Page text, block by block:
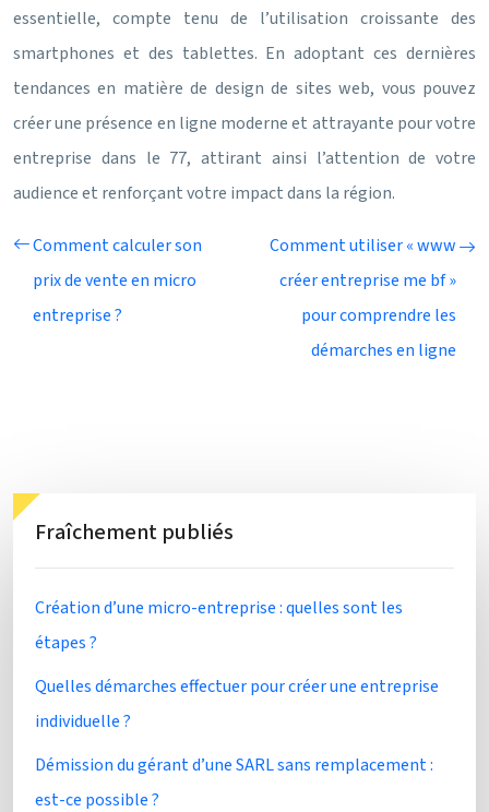
essentielle, compte tenu de l’utilisation croissante des
smartphones et des tablettes. En adoptant ces dernières
tendances en matière de design de sites web, vous pouvez
créer une présence en ligne moderne et attrayante pour votre
entreprise dans le 77, attirant ainsi l’attention de votre
audience et renforçant votre impact dans la région.
Comment calculer son
prix de vente en micro
entreprise ?
Comment utiliser « www
créer entreprise me bf »
pour comprendre les
démarches en ligne
Fraîchement publiés
Création d’une micro-entreprise : quelles sont les
étapes ?
Quelles démarches effectuer pour créer une entreprise
individuelle ?
Démission du gérant d’une SARL sans remplacement :
est-ce possible ?